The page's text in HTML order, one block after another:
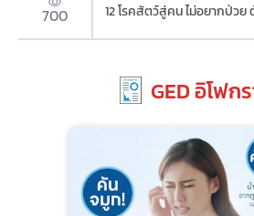
700 12 โรคสัตว์สู่คน ไม่อยากป่วย
GED อิโฟก